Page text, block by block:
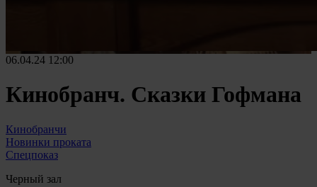
06.04.24 12:00
Кинобранч. Сказки Гофмана
Кинобранчи
Новинки проката
Спецпоказ
Черный зал